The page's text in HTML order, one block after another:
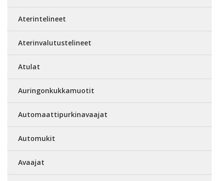
Aterintelineet
Aterinvalutustelineet
Atulat
Auringonkukkamuotit
Automaattipurkinavaajat
Automukit
Avaajat